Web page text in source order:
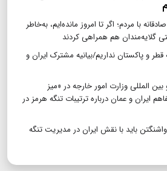
با مردم؛ اگر تا امروز مانده‌ایم، به‌خاطر
گلایه‌مندان هم همراهی کردند
قطر و پاکستان نداریم/بیانیه مشترک ایران و
المللی وزارت امور خارجه در «میز
ایران و عمان درباره ترتیبات تنگه هرمز در
باید با نقش ایران در مدیریت تنگه